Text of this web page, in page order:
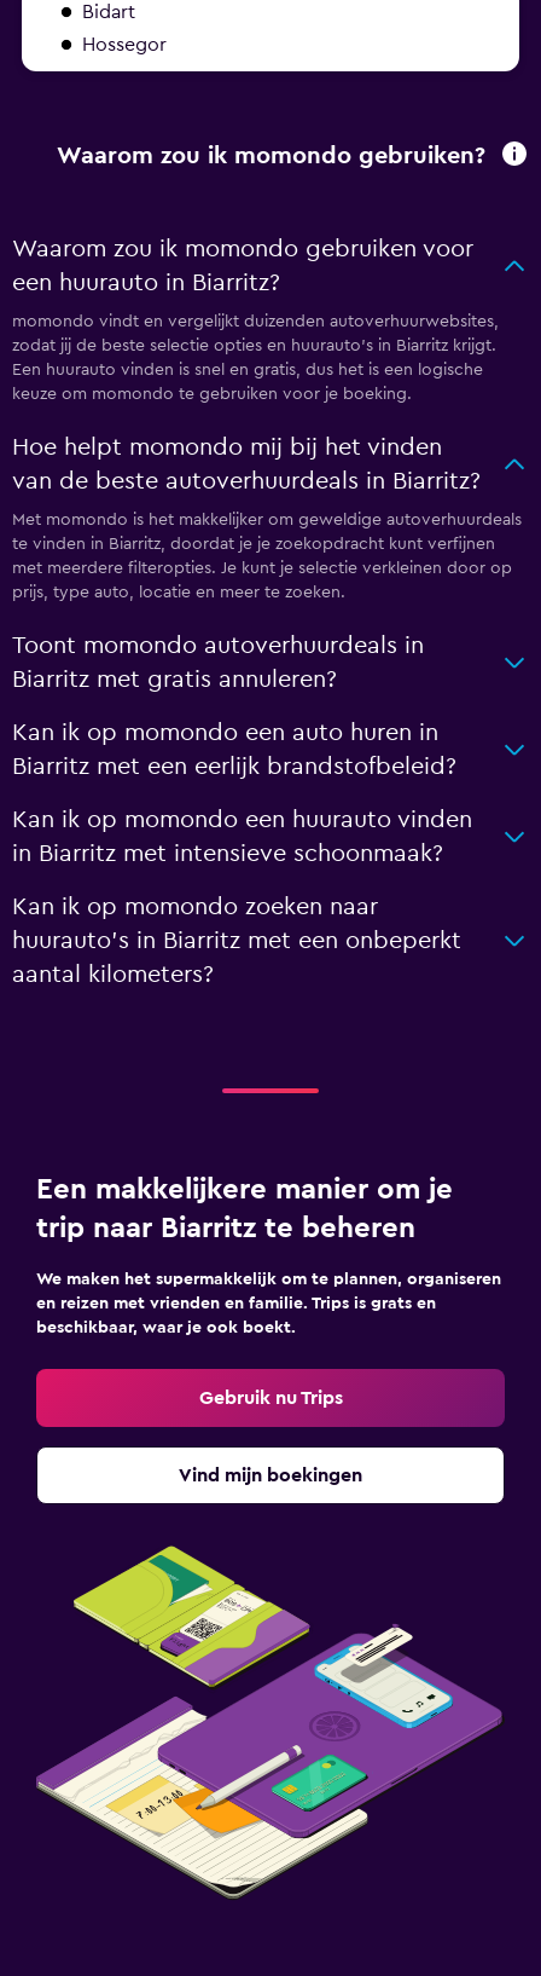
Bidart
Hossegor
Waarom zou ik momondo gebruiken?
Waarom zou ik momondo gebruiken voor
een huurauto in Biarritz?
momondo vindt en vergelijkt duizenden autoverhuurwebsites,
zodat jij de beste selectie opties en huurauto's in Biarritz krijgt.
Een huurauto vinden is snel en gratis, dus het is een logische
keuze om momondo te gebruiken voor je boeking.
Hoe helpt momondo mij bij het vinden
van de beste autoverhuurdeals in Biarritz?
Met momondo is het makkelijker om geweldige autoverhuurdeals
te vinden in Biarritz, doordat je je zoekopdracht kunt verfijnen
met meerdere filteropties. Je kunt je selectie verkleinen door op
prijs, type auto, locatie en meer te zoeken.
Toont momondo autoverhuurdeals in
Biarritz met gratis annuleren?
Kan ik op momondo een auto huren in
Biarritz met een eerlijk brandstofbeleid?
Kan ik op momondo een huurauto vinden
in Biarritz met intensieve schoonmaak?
Kan ik op momondo zoeken naar
huurauto's in Biarritz met een onbeperkt
aantal kilometers?
Een makkelijkere manier om je
trip naar Biarritz te beheren
We maken het supermakkelijk om te plannen, organiseren
en reizen met vrienden en familie. Trips is grats en
beschikbaar, waar je ook boekt.
Gebruik nu Trips
Vind mijn boekingen